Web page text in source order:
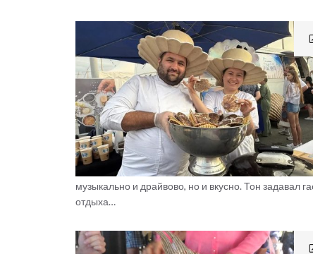
музыкально и драйвово, но и вкусно. Тон задавал
отдыха…